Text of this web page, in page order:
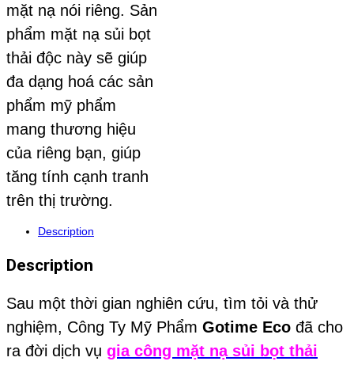
mặt nạ nói riêng. Sản
phẩm mặt nạ sủi bọt
thải độc này sẽ giúp
đa dạng hoá các sản
phẩm mỹ phẩm
mang thương hiệu
của riêng bạn, giúp
tăng tính cạnh tranh
trên thị trường.
Description
Description
Sau một thời gian nghiên cứu, tìm tỏi và thử
nghiệm, Công Ty Mỹ Phẩm Gotime Eco đã cho
ra đời dịch vụ gia công mặt nạ sủi bọt thải